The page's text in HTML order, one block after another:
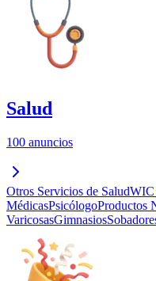
Salud
100 anuncios
Otros Servicios de SaludWIC
MédicasPsicólogoProductos
VaricosasGimnasios